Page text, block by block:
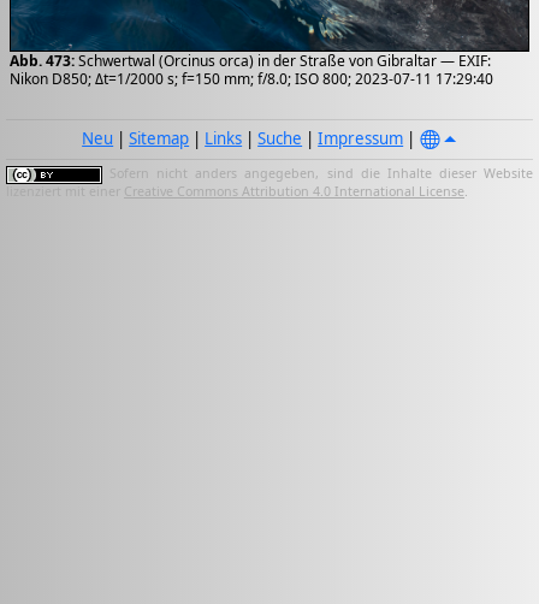
Abb. 473:Schwertwal (Orcinus orca) in der Straße von Gibraltar — EXIF:
Nikon D850; Δt=1/2000 s; f=150 mm; f/8.0; ISO 800; 2023-07-11 17:29:40
Neu |Sitemap | Links |Suche |Impressum |
Sofern nicht anders angegeben, sind die Inhalte dieser Website
lizenziert mit einer Creative Commons Attribution 4.0 International License.